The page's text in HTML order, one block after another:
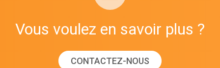
Vous voulez en savoir plus ?
CONTACTEZ-NOUS